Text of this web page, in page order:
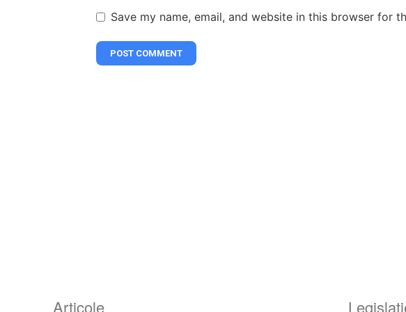
Save my name, email, and website in this browser for
Articole